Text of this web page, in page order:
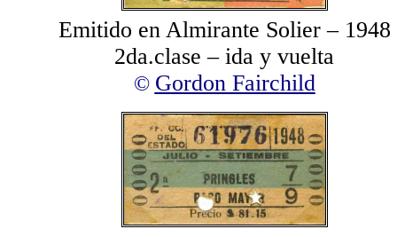
Emitido en Almirante Solier – 1948
2da.clase – ida y vuelta
© Gordon Fairchild